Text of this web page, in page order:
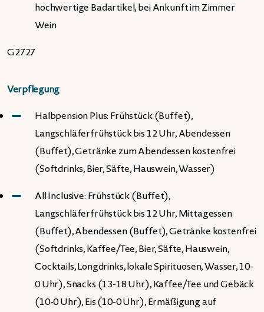
hochwertige Badartikel, bei Ankunft im Zimmer
Wein
G2727
Verpflegung
Halbpension Plus: Frühstück (Buffet),
Langschläferfrühstück bis 12 Uhr, Abendessen
(Buffet), Getränke zum Abendessen kostenfrei
(Softdrinks, Bier, Säfte, Hauswein, Wasser)
All Inclusive: Frühstück (Buffet),
Langschläferfrühstück bis 12 Uhr, Mittagessen
(Buffet), Abendessen (Buffet), Getränke kostenfrei
(Softdrinks, Kaffee/Tee, Bier, Säfte, Hauswein,
Cocktails, Longdrinks, lokale Spirituosen, Wasser, 10-
0 Uhr), Snacks (13-18 Uhr), Kaffee/Tee und Gebäck
(10-0 Uhr), Eis (10-0 Uhr), Ermäßigung auf